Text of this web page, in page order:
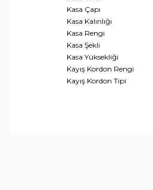
Kasa Çapı
Kasa Kalınlığı
Kasa Rengi
Kasa Şekli
Kasa Yüksekliği
Kayış Kordon Rengi
Kayış Kordon Tipi